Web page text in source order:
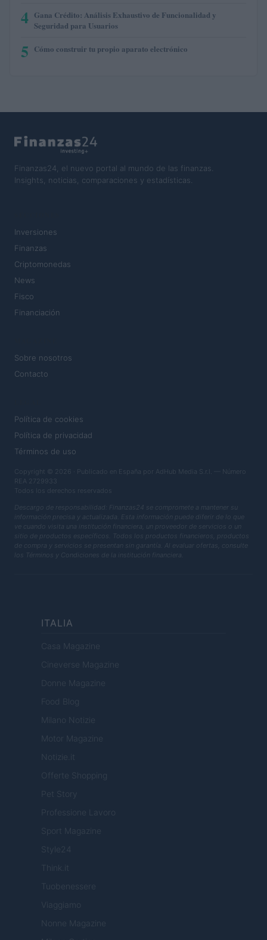
4 Gana Crédito: Análisis Exhaustivo de Funcionalidad y
Seguridad para Usuarios
5 Cómo construir tu propio aparato electrónico
Finanzas24, el nuevo portal al mundo de las finanzas.
Insights, noticias, comparaciones y estadísticas.
Inversiones
Finanzas
Criptomonedas
News
Fisco
Financiación
Sobre nosotros
Contacto
Política de cookies
Política de privacidad
Términos de uso
Copyright © 2026 · Publicado en España por AdHub Media S.r.l. — Número
REA 2729933
Todos los derechos reservados
Descargo de responsabilidad: Finanzas24 se compromete a mantener su
información precisa y actualizada. Esta información puede diferir de lo que
ve cuando visita una institución financiera, un proveedor de servicios o un
sitio de productos específicos. Todos los productos financieros, productos
de compra y servicios se presentan sin garantía. Al evaluar ofertas, consulte
los Términos y Condiciones de la institución financiera.
ITALIA
Casa Magazine
Cineverse Magazine
Donne Magazine
Food Blog
Milano Notizie
Motor Magazine
Notizie.it
Offerte Shopping
Pet Story
Professione Lavoro
Sport Magazine
Style24
Think.it
Tuobenessere
Viaggiamo
Nonne Magazine